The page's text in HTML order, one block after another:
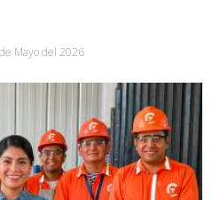
Mayo del 2026